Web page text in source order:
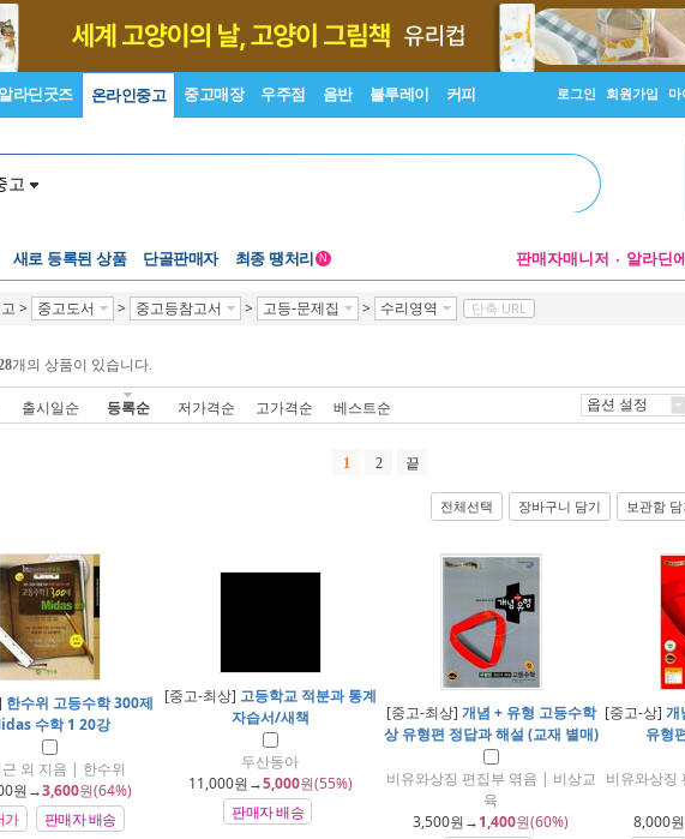
알라딘굿즈 온라인중고 중고매장 우주점 음반 블루레이 커피 로그인 회원가입 마
고
새로 등록된 상품 단골판매자 최종 땡처리 N 판매자매니저 알라딘
> 중고도서 > 중고등참고서 > 고등-문제집 > 수리영역 단축 URL
개의 상품이 있습니다.
출시일순 등록순 저가격순 고가격순 베스트순 옵션 설정
1 2 끝
전체선택 장바구니 담기 보관함 담
한수위 고등수학 300제
수학 1 20강
외 지음 | 한수위
원→3,600원(64%)
가
판매자 배송
[중고-최상] 고등학교 적분과 통계
자습서/새책
두산동아
11,000원→5,000원(55%)
판매자 배송
[중고-최상] 개념 + 유형 고등수학
상 유형편 정답과 해설 (교재 별매)
비유와상징 편집부 엮음 | 비상교
육
3,500원→1,400원(60%)
[중고-상] 개
유형
비유와상징
8,000